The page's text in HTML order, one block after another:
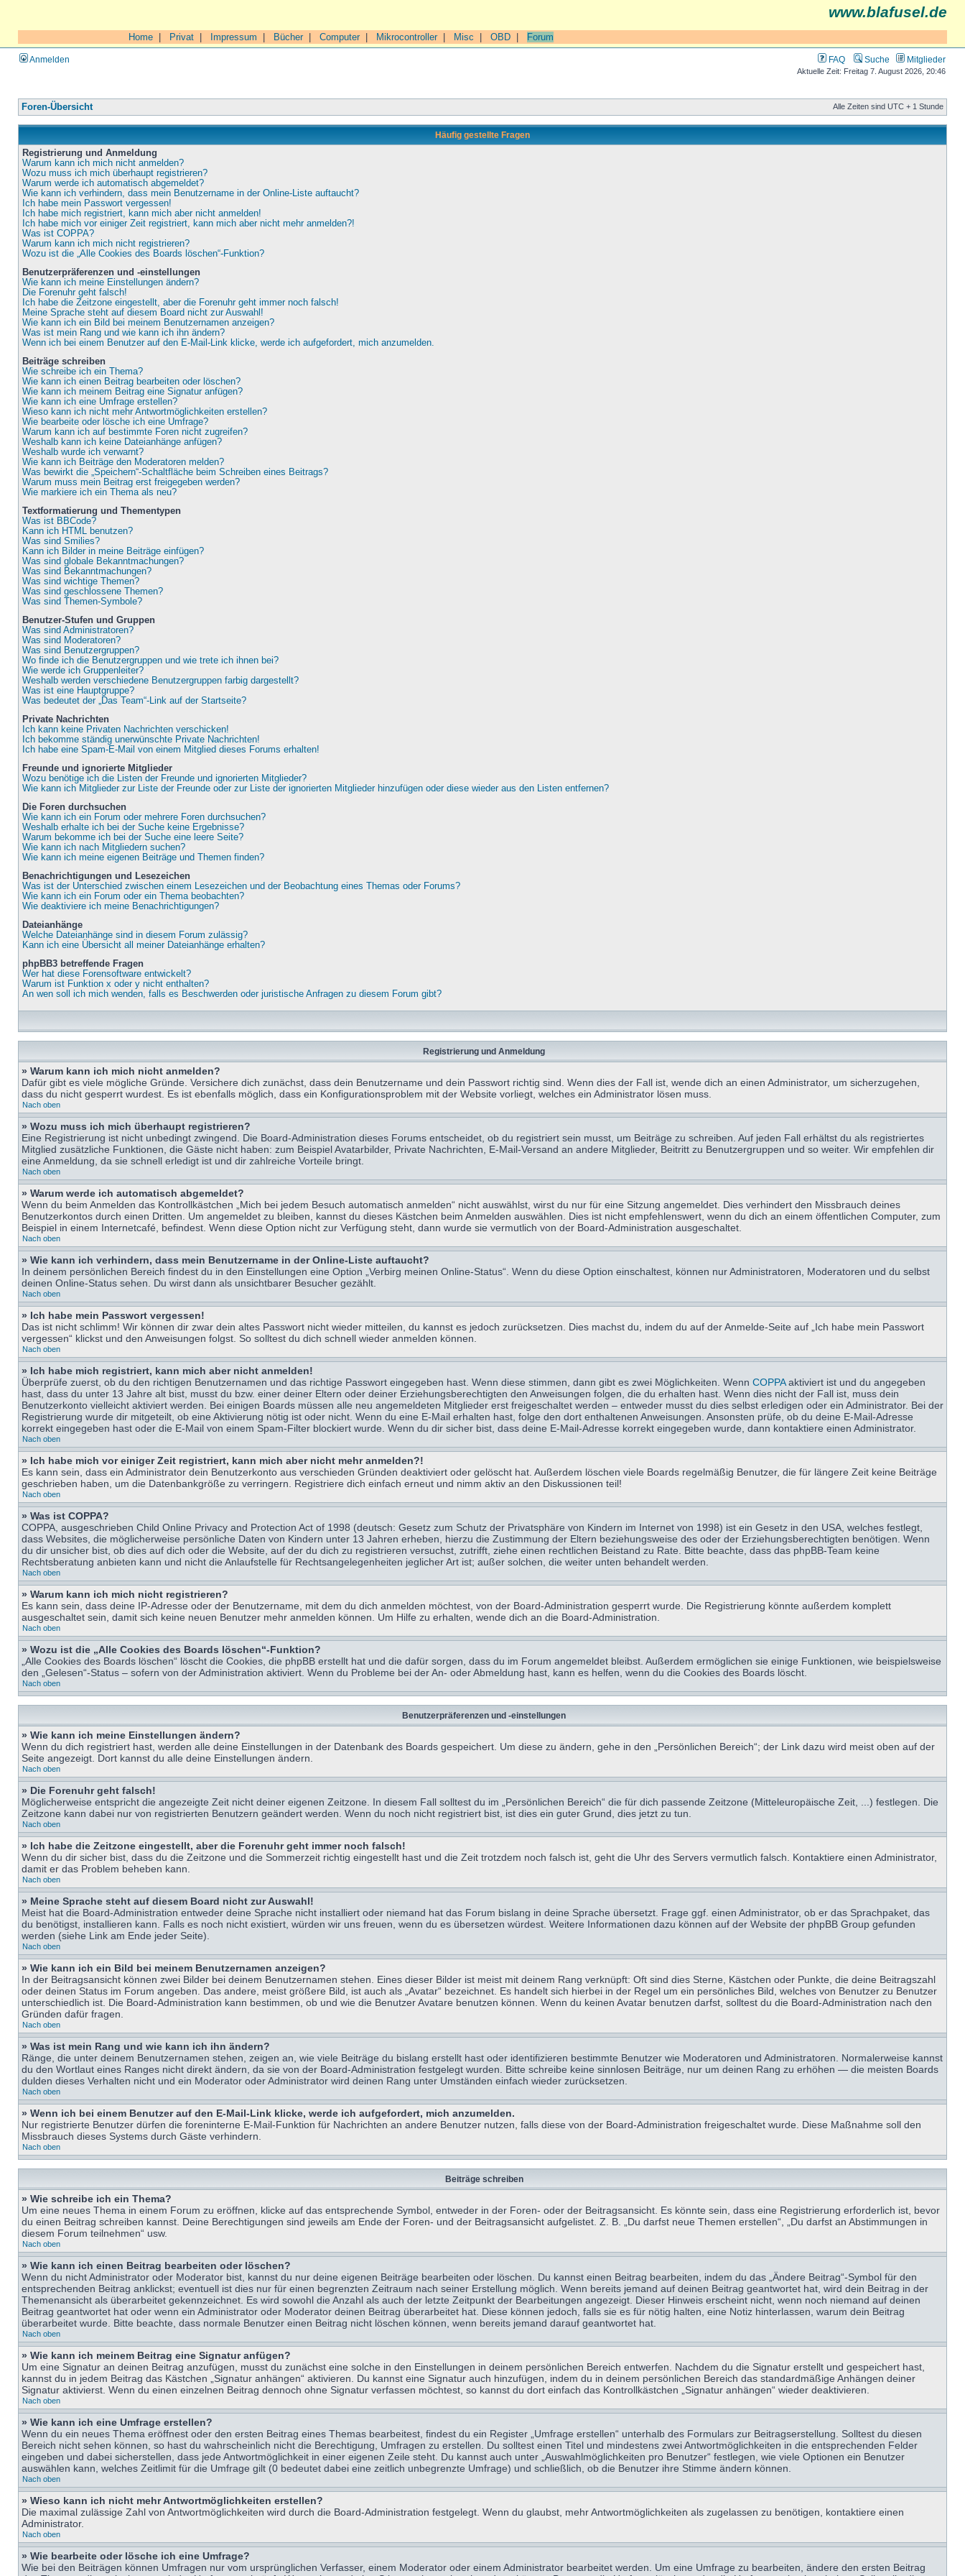
www.blafusel.de
Home Privat Impressum Bücher| Computer| Mikrocontroller| Misc OBD Forum
Anmelden FAQ Suche Mitglieder
Aktuelle Zeit: Freitag 7. August 2026, 20:46
Foren-Übersicht Alle Zeiten sind UTC + 1 Stunde
Häufig gestellte Fragen
Registrierung und Anmeldung
Warum kann ich mich nicht anmelden?
Wozu muss ich mich überhaupt registrieren?
Warum werde ich automatisch abgemeldet?
Wie kann ich verhindern, dass mein Benutzername in der Online-Liste auftaucht?
Ich habe mein Passwort vergessen!
Ich habe mich registriert, kann mich aber nicht anmelden!
Ich habe mich vor einiger Zeit registriert, kann mich aber nicht mehr anmelden?!
Was ist COPPA?
Warum kann ich mich nicht registrieren?
Wozu ist die „Alle Cookies des Boards löschen“-Funktion?
Benutzerpräferenzen und -einstellungen
Wie kann ich meine Einstellungen ändern?
Die Forenuhr geht falsch!
Ich habe die Zeitzone eingestellt, aber die Forenuhr geht immer noch falsch!
Meine Sprache steht auf diesem Board nicht zur Auswahl!
Wie kann ich ein Bild bei meinem Benutzernamen anzeigen?
Was ist mein Rang und wie kann ich ihn ändern?
Wenn ich bei einem Benutzer auf den E-Mail-Link klicke, werde ich aufgefordert, mich anzumelden.
Beiträge schreiben
Wie schreibe ich ein Thema?
Wie kann ich einen Beitrag bearbeiten oder löschen?
Wie kann ich meinem Beitrag eine Signatur anfügen?
Wie kann ich eine Umfrage erstellen?
Wieso kann ich nicht mehr Antwortmöglichkeiten erstellen?
Wie bearbeite oder lösche ich eine Umfrage?
Warum kann ich auf bestimmte Foren nicht zugreifen?
Weshalb kann ich keine Dateianhänge anfügen?
Weshalb wurde ich verwarnt?
Wie kann ich Beiträge den Moderatoren melden?
Was bewirkt die „Speichern“-Schaltfläche beim Schreiben eines Beitrags?
Warum muss mein Beitrag erst freigegeben werden?
Wie markiere ich ein Thema als neu?
Textformatierung und Thementypen
Was ist BBCode?
Kann ich HTML benutzen?
Was sind Smilies?
Kann ich Bilder in meine Beiträge einfügen?
Was sind globale Bekanntmachungen?
Was sind Bekanntmachungen?
Was sind wichtige Themen?
Was sind geschlossene Themen?
Was sind Themen-Symbole?
Benutzer-Stufen und Gruppen
Was sind Administratoren?
Was sind Moderatoren?
Was sind Benutzergruppen?
Wo finde ich die Benutzergruppen und wie trete ich ihnen bei?
Wie werde ich Gruppenleiter?
Weshalb werden verschiedene Benutzergruppen farbig dargestellt?
Was ist eine Hauptgruppe?
Was bedeutet der „Das Team“-Link auf der Startseite?
Private Nachrichten
Ich kann keine Privaten Nachrichten verschicken!
Ich bekomme ständig unerwünschte Private Nachrichten!
Ich habe eine Spam-E-Mail von einem Mitglied dieses Forums erhalten!
Freunde und ignorierte Mitglieder
Wozu benötige ich die Listen der Freunde und ignorierten Mitglieder?
Wie kann ich Mitglieder zur Liste der Freunde oder zur Liste der ignorierten Mitglieder hinzufügen oder diese wieder aus den Listen entfernen?
Die Foren durchsuchen
Wie kann ich ein Forum oder mehrere Foren durchsuchen?
Weshalb erhalte ich bei der Suche keine Ergebnisse?
Warum bekomme ich bei der Suche eine leere Seite?
Wie kann ich nach Mitgliedern suchen?
Wie kann ich meine eigenen Beiträge und Themen finden?
Benachrichtigungen und Lesezeichen
Was ist der Unterschied zwischen einem Lesezeichen und der Beobachtung eines Themas oder Forums?
Wie kann ich ein Forum oder ein Thema beobachten?
Wie deaktiviere ich meine Benachrichtigungen?
Dateianhänge
Welche Dateianhänge sind in diesem Forum zulässig?
Kann ich eine Übersicht all meiner Dateianhänge erhalten?
phpBB3 betreffende Fragen
Wer hat diese Forensoftware entwickelt?
Warum ist Funktion x oder y nicht enthalten?
An wen soll ich mich wenden, falls es Beschwerden oder juristische Anfragen zu diesem Forum gibt?
Registrierung und Anmeldung
» Warum kann ich mich nicht anmelden?
Dafür gibt es viele mögliche Gründe. Versichere dich zunächst, dass dein Benutzername und dein Passwort richtig sind. Wenn dies der Fall ist, wende dich an einen Administrator, um sicherzugehen,
dass du nicht gesperrt wurdest. Es ist ebenfalls möglich, dass ein Konfigurationsproblem mit der Website vorliegt, welches ein Administrator lösen muss.
Nach oben
» Wozu muss ich mich überhaupt registrieren?
Eine Registrierung ist nicht unbedingt zwingend. Die Board-Administration dieses Forums entscheidet, ob du registriert sein musst, um Beiträge zu schreiben. Auf jeden Fall erhältst du als registriertes
Mitglied zusätzliche Funktionen, die Gäste nicht haben: zum Beispiel Avatarbilder, Private Nachrichten, E-Mail-Versand an andere Mitglieder, Beitritt zu Benutzergruppen und so weiter. Wir empfehlen dir
eine Anmeldung, da sie schnell erledigt ist und dir zahlreiche Vorteile bringt.
Nach oben
» Warum werde ich automatisch abgemeldet?
Wenn du beim Anmelden das Kontrollkästchen „Mich bei jedem Besuch automatisch anmelden“ nicht auswählst, wirst du nur für eine Sitzung angemeldet. Dies verhindert den Missbrauch deines
Benutzerkontos durch einen Dritten. Um angemeldet zu bleiben, kannst du dieses Kästchen beim Anmelden auswählen. Dies ist nicht empfehlenswert, wenn du dich an einem öffentlichen Computer, zum
Beispiel in einem Internetcafé, befindest. Wenn diese Option nicht zur Verfügung steht, dann wurde sie vermutlich von der Board-Administration ausgeschaltet.
Nach oben
» Wie kann ich verhindern, dass mein Benutzername in der Online-Liste auftaucht?
In deinem persönlichen Bereich findest du in den Einstellungen eine Option „Verbirg meinen Online-Status“. Wenn du diese Option einschaltest, können nur Administratoren, Moderatoren und du selbst
deinen Online-Status sehen. Du wirst dann als unsichtbarer Besucher gezählt.
Nach oben
» Ich habe mein Passwort vergessen!
Das ist nicht schlimm! Wir können dir zwar dein altes Passwort nicht wieder mitteilen, du kannst es jedoch zurücksetzen. Dies machst du, indem du auf der Anmelde-Seite auf „Ich habe mein Passwort
vergessen“ klickst und den Anweisungen folgst. So solltest du dich schnell wieder anmelden können.
Nach oben
» Ich habe mich registriert, kann mich aber nicht anmelden!
Überprüfe zuerst, ob du den richtigen Benutzernamen und das richtige Passwort eingegeben hast. Wenn diese stimmen, dann gibt es zwei Möglichkeiten. Wenn COPPAaktiviert ist und du angegeben
hast, dass du unter 13 Jahre alt bist, musst du bzw. einer deiner Eltern oder deiner Erziehungsberechtigten den Anweisungen folgen, die du erhalten hast. Wenn dies nicht der Fall ist, muss dein
Benutzerkonto vielleicht aktiviert werden. Bei einigen Boards müssen alle neu angemeldeten Mitglieder erst freigeschaltet werden – entweder musst du dies selbst erledigen oder ein Administrator. Bei der
Registrierung wurde dir mitgeteilt, ob eine Aktivierung nötig ist oder nicht. Wenn du eine E-Mail erhalten hast, folge den dort enthaltenen Anweisungen. Ansonsten prüfe, ob du deine E-Mail-Adresse
korrekt eingegeben hast oder die E-Mail von einem Spam-Filter blockiert wurde. Wenn du dir sicher bist, dass deine E-Mail-Adresse korrekt eingegeben wurde, dann kontaktiere einen Administrator.
Nach oben
» Ich habe mich vor einiger Zeit registriert, kann mich aber nicht mehr anmelden?!
Es kann sein, dass ein Administrator dein Benutzerkonto aus verschieden Gründen deaktiviert oder gelöscht hat. Außerdem löschen viele Boards regelmäßig Benutzer, die für längere Zeit keine Beiträge
geschrieben haben, um die Datenbankgröße zu verringern. Registriere dich einfach erneut und nimm aktiv an den Diskussionen teil!
Nach oben
» Was ist COPPA?
COPPA, ausgeschrieben Child Online Privacy and Protection Act of 1998 (deutsch: Gesetz zum Schutz der Privatsphäre von Kindern im Internet von 1998) ist ein Gesetz in den USA, welches festlegt,
dass Websites, die möglicherweise persönliche Daten von Kindern unter 13 Jahren erheben, hierzu die Zustimmung der Eltern beziehungsweise des oder der Erziehungsberechtigten benötigen. Wenn
du dir unsicher bist, ob dies auf dich oder die Website, auf der du dich zu registrieren versuchst, zutrifft, ziehe einen rechtlichen Beistand zu Rate. Bitte beachte, dass das phpBB-Team keine
Rechtsberatung anbieten kann und nicht die Anlaufstelle für Rechtsangelegenheiten jeglicher Art ist; außer solchen, die weiter unten behandelt werden.
Nach oben
» Warum kann ich mich nicht registrieren?
Es kann sein, dass deine IP-Adresse oder der Benutzername, mit dem du dich anmelden möchtest, von der Board-Administration gesperrt wurde. Die Registrierung könnte außerdem komplett
ausgeschaltet sein, damit sich keine neuen Benutzer mehr anmelden können. Um Hilfe zu erhalten, wende dich an die Board-Administration.
Nach oben
» Wozu ist die „Alle Cookies des Boards löschen“-Funktion?
„Alle Cookies des Boards löschen“ löscht die Cookies, die phpBB erstellt hat und die dafür sorgen, dass du im Forum angemeldet bleibst. Außerdem ermöglichen sie einige Funktionen, wie beispielsweise
den „Gelesen“-Status – sofern von der Administration aktiviert. Wenn du Probleme bei der An- oder Abmeldung hast, kann es helfen, wenn du die Cookies des Boards löscht.
Nach oben
Benutzerpräferenzen und -einstellungen
» Wie kann ich meine Einstellungen ändern?
Wenn du dich registriert hast, werden alle deine Einstellungen in der Datenbank des Boards gespeichert. Um diese zu ändern, gehe in den „Persönlichen Bereich“; der Link dazu wird meist oben auf der
Seite angezeigt. Dort kannst du alle deine Einstellungen ändern.
Nach oben
» Die Forenuhr geht falsch!
Möglicherweise entspricht die angezeigte Zeit nicht deiner eigenen Zeitzone. In diesem Fall solltest du im „Persönlichen Bereich“ die für dich passende Zeitzone (Mitteleuropäische Zeit, ...) festlegen. Die
Zeitzone kann dabei nur von registrierten Benutzern geändert werden. Wenn du noch nicht registriert bist, ist dies ein guter Grund, dies jetzt zu tun.
Nach oben
» Ich habe die Zeitzone eingestellt, aber die Forenuhr geht immer noch falsch!
Wenn du dir sicher bist, dass du die Zeitzone und die Sommerzeit richtig eingestellt hast und die Zeit trotzdem noch falsch ist, geht die Uhr des Servers vermutlich falsch. Kontaktiere einen Administrator,
damit er das Problem beheben kann.
Nach oben
» Meine Sprache steht auf diesem Board nicht zur Auswahl!
Meist hat die Board-Administration entweder deine Sprache nicht installiert oder niemand hat das Forum bislang in deine Sprache übersetzt. Frage ggf. einen Administrator, ob er das Sprachpaket, das
du benötigst, installieren kann. Falls es noch nicht existiert, würden wir uns freuen, wenn du es übersetzen würdest. Weitere Informationen dazu können auf der Website der phpBB Group gefunden
werden (siehe Link am Ende jeder Seite).
Nach oben
» Wie kann ich ein Bild bei meinem Benutzernamen anzeigen?
In der Beitragsansicht können zwei Bilder bei deinem Benutzernamen stehen. Eines dieser Bilder ist meist mit deinem Rang verknüpft: Oft sind dies Sterne, Kästchen oder Punkte, die deine Beitragszahl
oder deinen Status im Forum angeben. Das andere, meist größere Bild, ist auch als „Avatar“ bezeichnet. Es handelt sich hierbei in der Regel um ein persönliches Bild, welches von Benutzer zu Benutzer
unterschiedlich ist. Die Board-Administration kann bestimmen, ob und wie die Benutzer Avatare benutzen können. Wenn du keinen Avatar benutzen darfst, solltest du die Board-Administration nach den
Gründen dafür fragen.
Nach oben
» Was ist mein Rang und wie kann ich ihn ändern?
Ränge, die unter deinem Benutzernamen stehen, zeigen an, wie viele Beiträge du bislang erstellt hast oder identifizieren bestimmte Benutzer wie Moderatoren und Administratoren. Normalerweise kannst
du den Wortlaut eines Ranges nicht direkt ändern, da sie von der Board-Administration festgelegt wurden. Bitte schreibe keine sinnlosen Beiträge, nur um deinen Rang zu erhöhen — die meisten Boards
dulden dieses Verhalten nicht und ein Moderator oder Administrator wird deinen Rang unter Umständen einfach wieder zurücksetzen.
Nach oben
» Wenn ich bei einem Benutzer auf den E-Mail-Link klicke, werde ich aufgefordert, mich anzumelden.
Nur registrierte Benutzer dürfen die foreninterne E-Mail-Funktion für Nachrichten an andere Benutzer nutzen, falls diese von der Board-Administration freigeschaltet wurde. Diese Maßnahme soll den
Missbrauch dieses Systems durch Gäste verhindern.
Nach oben
Beiträge schreiben
» Wie schreibe ich ein Thema?
Um eine neues Thema in einem Forum zu eröffnen, klicke auf das entsprechende Symbol, entweder in der Foren- oder der Beitragsansicht. Es könnte sein, dass eine Registrierung erforderlich ist, bevor
du einen Beitrag schreiben kannst. Deine Berechtigungen sind jeweils am Ende der Foren- und der Beitragsansicht aufgelistet. Z. B. „Du darfst neue Themen erstellen“, „Du darfst an Abstimmungen in
diesem Forum teilnehmen“ usw.
Nach oben
» Wie kann ich einen Beitrag bearbeiten oder löschen?
Wenn du nicht Administrator oder Moderator bist, kannst du nur deine eigenen Beiträge bearbeiten oder löschen. Du kannst einen Beitrag bearbeiten, indem du das „Ändere Beitrag“-Symbol für den
entsprechenden Beitrag anklickst; eventuell ist dies nur für einen begrenzten Zeitraum nach seiner Erstellung möglich. Wenn bereits jemand auf deinen Beitrag geantwortet hat, wird dein Beitrag in der
Themenansicht als überarbeitet gekennzeichnet. Es wird sowohl die Anzahl als auch der letzte Zeitpunkt der Bearbeitungen angezeigt. Dieser Hinweis erscheint nicht, wenn noch niemand auf deinen
Beitrag geantwortet hat oder wenn ein Administrator oder Moderator deinen Beitrag überarbeitet hat. Diese können jedoch, falls sie es für nötig halten, eine Notiz hinterlassen, warum dein Beitrag
überarbeitet wurde. Bitte beachte, dass normale Benutzer einen Beitrag nicht löschen können, wenn bereits jemand darauf geantwortet hat.
Nach oben
» Wie kann ich meinem Beitrag eine Signatur anfügen?
Um eine Signatur an deinen Beitrag anzufügen, musst du zunächst eine solche in den Einstellungen in deinem persönlichen Bereich entwerfen. Nachdem du die Signatur erstellt und gespeichert hast,
kannst du in jedem Beitrag das Kästchen „Signatur anhängen“ aktivieren. Du kannst eine Signatur auch hinzufügen, indem du in deinem persönlichen Bereich das standardmäßige Anhängen deiner
Signatur aktivierst. Wenn du einen einzelnen Beitrag dennoch ohne Signatur verfassen möchtest, so kannst du dort einfach das Kontrollkästchen „Signatur anhängen“ wieder deaktivieren.
Nach oben
» Wie kann ich eine Umfrage erstellen?
Wenn du ein neues Thema eröffnest oder den ersten Beitrag eines Themas bearbeitest, findest du ein Register „Umfrage erstellen“ unterhalb des Formulars zur Beitragserstellung. Solltest du diesen
Bereich nicht sehen können, so hast du wahrscheinlich nicht die Berechtigung, Umfragen zu erstellen. Du solltest einen Titel und mindestens zwei Antwortmöglichkeiten in die entsprechenden Felder
eingeben und dabei sicherstellen, dass jede Antwortmöglichkeit in einer eigenen Zeile steht. Du kannst auch unter „Auswahlmöglichkeiten pro Benutzer“ festlegen, wie viele Optionen ein Benutzer
auswählen kann, welches Zeitlimit für die Umfrage gilt (0 bedeutet dabei eine zeitlich unbegrenzte Umfrage) und schließlich, ob die Benutzer ihre Stimme ändern können.
Nach oben
» Wieso kann ich nicht mehr Antwortmöglichkeiten erstellen?
Die maximal zulässige Zahl von Antwortmöglichkeiten wird durch die Board-Administration festgelegt. Wenn du glaubst, mehr Antwortmöglichkeiten als zugelassen zu benötigen, kontaktiere einen
Administrator.
Nach oben
» Wie bearbeite oder lösche ich eine Umfrage?
Wie bei den Beiträgen können Umfragen nur vom ursprünglichen Verfasser, einem Moderator oder einem Administrator bearbeitet werden. Um eine Umfrage zu bearbeiten, ändere den ersten Beitrag